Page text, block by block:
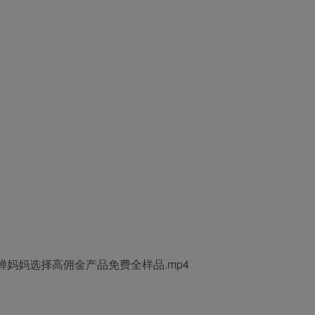
妈妈选择高佣金产品免费全样品.mp4